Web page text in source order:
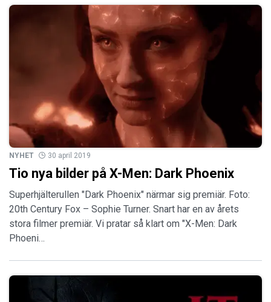
NYHET 30 april 2019
Tio nya bilder på X-Men: Dark Phoenix
Superhjälterullen "Dark Phoenix" närmar sig premiär. Foto:
20th Century Fox – Sophie Turner. Snart har en av årets
stora filmer premiär. Vi pratar så klart om "X-Men: Dark
Phoeni…